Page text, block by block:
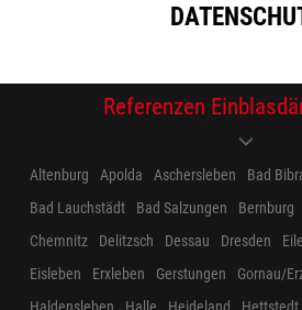
Referenzen
Altenburg Apolda Aschersleben Bad
Bad Lauchstädt
Bad Salzungen Bernburg
Chemnitz
Delitzsch Dessau Dresden
Eisleben
Erxleben Gerstungen Gornau/
Haldensleben
Halle Heideland Hettstedt